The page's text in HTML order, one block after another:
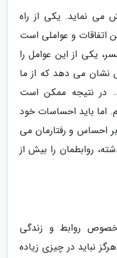
می نماید. یکی از راه
اتفاقات و عواملی است
یکی از این عوامل را
نشان می دهد که از ما
در نتیجه ممکن است
اما باید احساسات خود
احساس و رفتارمان می
روابطمان را بیش از
خصوص روابط و زندگی
نباید در چیزی زیاده